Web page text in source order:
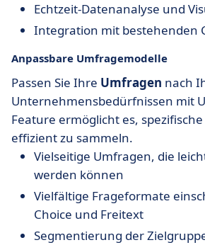
Echtzeit-Datenanalyse und
Integration mit bestehenden
Anpassbare Umfragemodelle
Passen Sie Ihre Umfragen nach
Unternehmensbedürfnissen mit
Feature ermöglicht es,
effizient zu sammeln.
Vielseitige Umfragen, die
werden können
Vielfältige Frageformate
Choice und Freitext
Segmentierung der